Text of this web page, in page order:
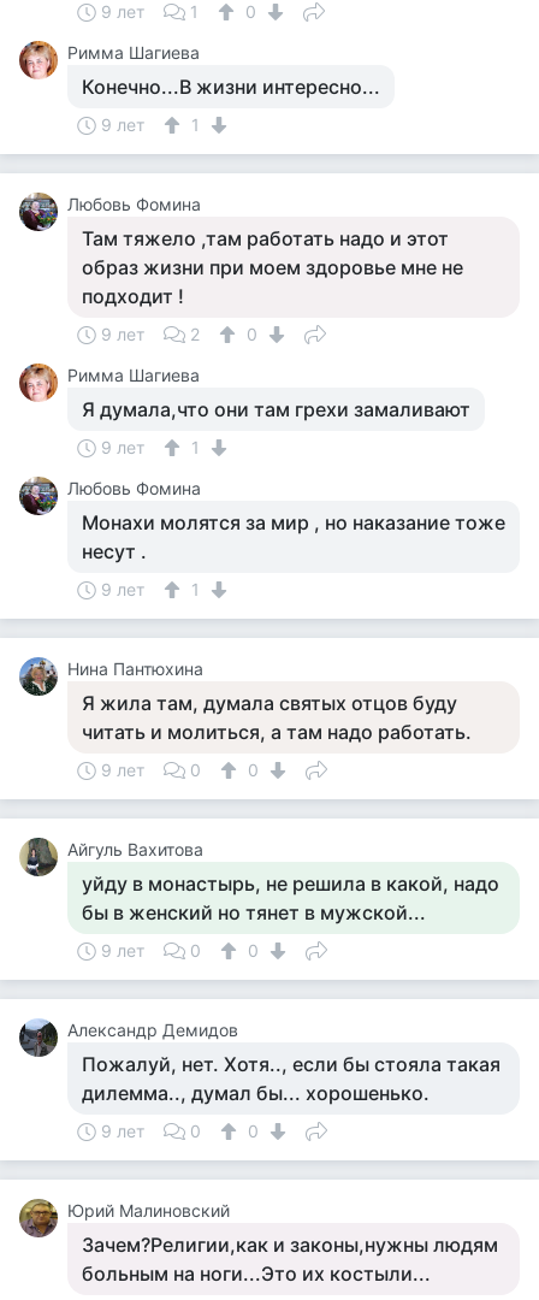
9 лет 1
0
Римма Шагиева
Конечно...В жизни интересно...
9 лет 1
Любовь Фомина
Там тяжело ,там работать надо и этот
образ жизни при моем здоровье мне не
подходит !
9 лет 2
0
Римма Шагиева
Я думала,что они там грехи замаливают
9 лет
1
Любовь Фомина
Монахи молятся за мир , но наказание тоже
несут .
9 лет 1
Нина Пантюхина
Я жила там, думала святых отцов буду
читать и молиться, а там надо работать.
9 лет 0 0
Айгуль Вахитова
уйду в монастырь, не решила в какой, надо
бы в женский но тянет в мужской...
9 лет 0 0
Александр Демидов
Пожалуй, нет. Хотя.., если бы стояла такая
дилемма.., думал бы... хорошенько.
9 лет 0 0
Юрий Малиновский
Зачем?Религии,как и законы,нужны людям
больным на ноги...Это их костыли...